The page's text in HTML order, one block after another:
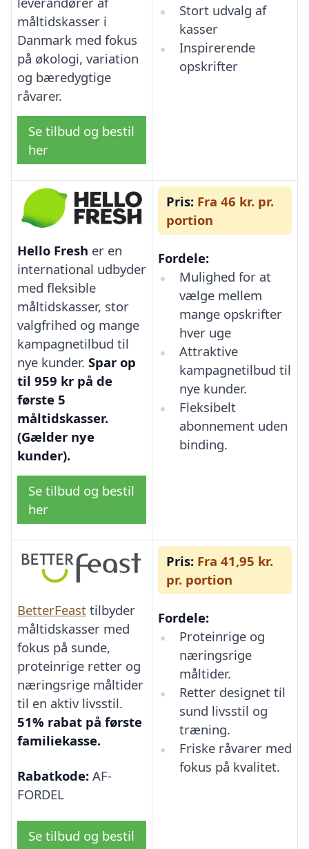
måltidskasser i
Danmark med fokus
på økologi, variation
og bæredygtige
råvarer.
Se tilbud og bestil
her
Stort udvalg af
kasser
Inspirerende
opskrifter
Hello Fresh er en
international udbyder
med fleksible
måltidskasser, stor
valgfrihed og mange
kampagnetilbud til
nye kunder. Spar op
til 959 kr på de
første 5
måltidskasser.
(Gælder nye
kunder).
Se tilbud og bestil
her
Pris: Fra 46 kr. pr.
portion
Fordele:
Mulighed for at
vælge mellem
mange opskrifter
hver uge
Attraktive
kampagnetilbud til
nye kunder.
Fleksibelt
abonnement uden
binding.
BetterFeast tilbyder
måltidskasser med
fokus på sunde,
proteinrige retter og
næringsrige måltider
til en aktiv livsstil.
51% rabat på første
familiekasse.
Rabatkode: AF-
FORDEL
Se tilbud og bestil
Pris: Fra 41,95 kr.
pr. portion
Fordele:
Proteinrige og
næringsrige
måltider.
Retter designet til
sund livsstil og
træning.
Friske råvarer med
fokus på kvalitet.